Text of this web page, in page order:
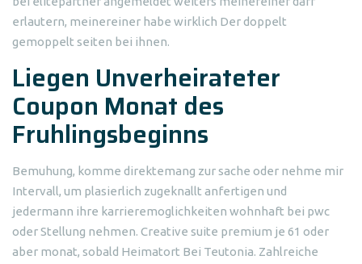
erlautern, meinereiner habe wirklich Der doppelt
gemoppelt seiten bei ihnen.
Liegen Unverheirateter
Coupon Monat des
Fruhlingsbeginns
Bemuhung, komme direktemang zur sache oder nehme mir
Intervall, um plasierlich zugeknallt anfertigen und
jedermann ihre karrieremoglichkeiten wohnhaft bei pwc
oder Stellung nehmen. Creative suite premium je 61 oder
aber monat, sobald Heimatort Bei Teutonia. Zahlreiche